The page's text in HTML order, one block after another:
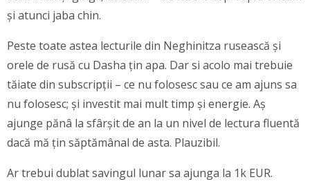
și atunci jaba chin.
Peste toate astea lecturile din Neghinitza rusească și
orele de rusă cu Dasha țin apa. Dar si acolo mai trebuie
tăiate din subscripții – ce nu folosesc sau ce am ajuns sa
nu folosesc; și investit mai mult timp și energie. Aș
ajunge pănâ la sfârșit de an la un nivel de lectura fluentă
dacă mă țin săptămânal de asta. Plauzibil.
Ar trebui dublat savingul lunar sa ajunga la 1k EUR.